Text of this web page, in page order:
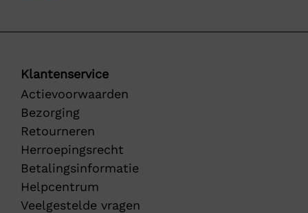
Klantenservice
Actievoorwaarden
Bezorging
Retourneren
Herroepingsrecht
Betalingsinformatie
Helpcentrum
Veelgestelde vragen